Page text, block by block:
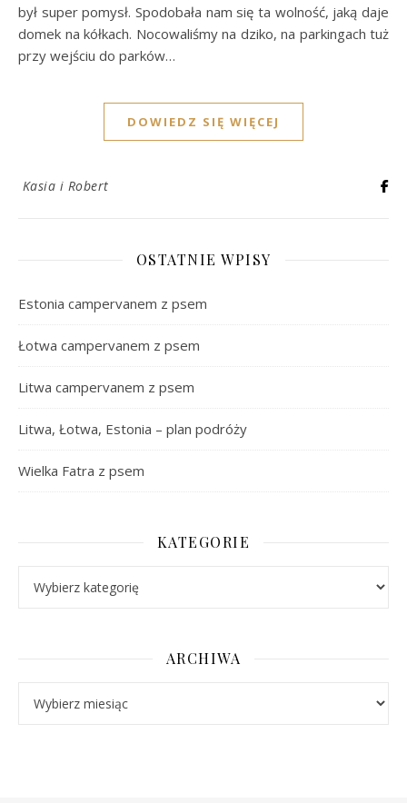
był super pomysł. Spodobała nam się ta wolność, jaką daje
domek na kółkach. Nocowaliśmy na dziko, na parkingach tuż
przy wejściu do parków…
DOWIEDZ SIĘ WIĘCEJ
Kasia i Robert
OSTATNIE WPISY
Estonia campervanem z psem
Łotwa campervanem z psem
Litwa campervanem z psem
Litwa, Łotwa, Estonia – plan podróży
Wielka Fatra z psem
KATEGORIE
ARCHIWA